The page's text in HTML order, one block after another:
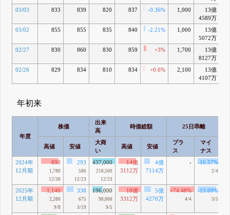
03/03 833 839 820 837 -0.36% 1,000
13億
4589万
03/02 855 855 835 840 -2.21% 1,000
13億
5072万
02/27 830 860 830 859 +3% 1,700
13億
8127万
02/26 829 834 810 834 +0.6% 2,100
13億
4107万
年初来
年度
株価
出来
高
時価総額 25日乖離
高値 安値
大商
い
高値 安値
プラ
ス
マイ
ナス
2024年
12月期
890
1,780
12/30
293
586
12/23
437,000
218,500
12/23
14億
3112万
4億
7114万
- -16.57%
2/4
2025年
12月期
1,140
2,280
9/8
338
675
3/19
196,000
98,000
9/5
18億
3312万
5億
4270万
+74.48%
4/4
-13.09%
3/5